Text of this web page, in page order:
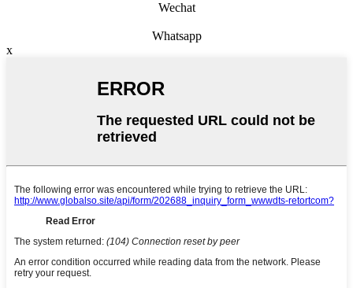
Wechat
Whatsapp
x